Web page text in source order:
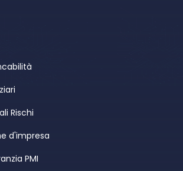
Rischi
d'impresa
PMI